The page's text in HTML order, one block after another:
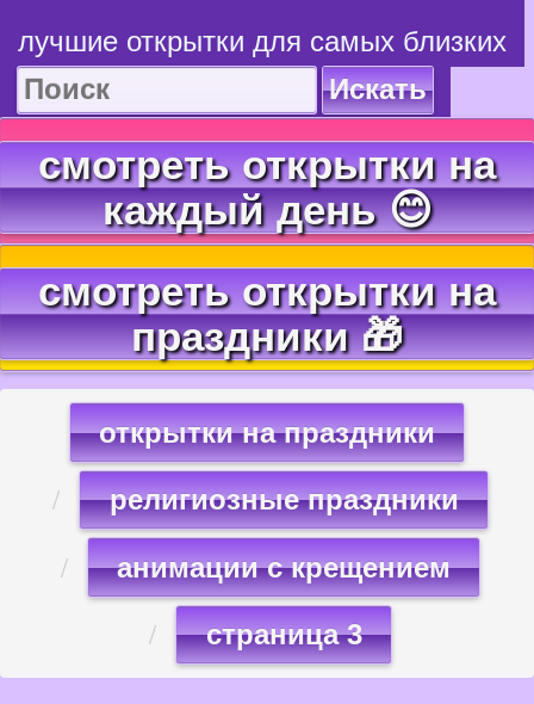
лучшие открытки для самых близких
Искать
смотреть открытки на
каждый день 😊
смотреть открытки на
праздники 🎁
открытки на праздники
религиозные праздники
анимации с крещением
страница 3